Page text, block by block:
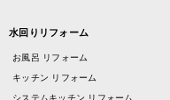
水回りリフォーム
お風呂 リフォーム
キッチン リフォーム